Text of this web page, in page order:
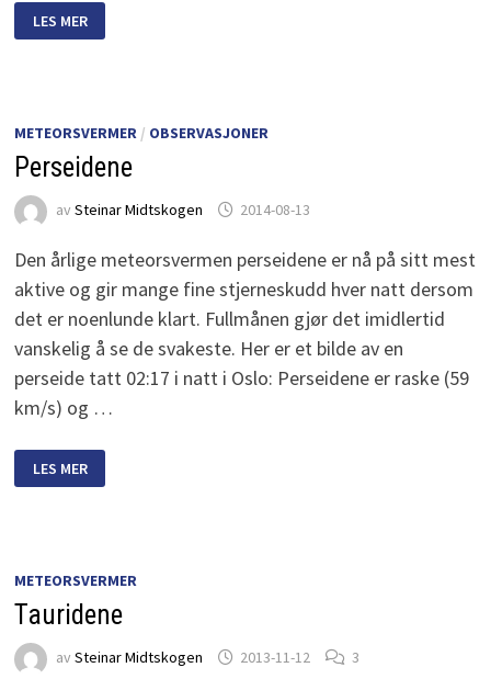
ILDKULER
SIST
LES MER
METEORSVERMER/ OBSERVASJONER
Perseidene
av Steinar Midtskogen 2014-08-13
Den årlige meteorsvermen perseidene er nå på sitt mest
aktive og gir mange fine stjerneskudd hver natt dersom
det er noenlunde klart. Fullmånen gjør det imidlertid
vanskelig å se de svakeste. Her er et bilde av en
perseide tatt 02:17 i natt i Oslo: Perseidene er raske (59
km/s) og …
PERSEIDENE
LES MER
METEORSVERMER
Tauridene
av Steinar Midtskogen 2013-11-12 3